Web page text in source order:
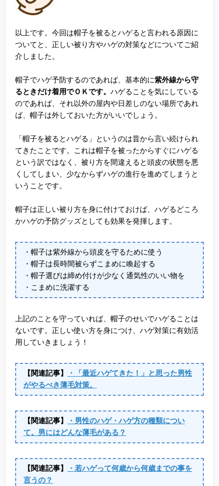
以上です。今回は帽子を被るとハゲると言われる原因に
ついてと、正しい被り方やハゲの対策などについてご紹
介しました。
帽子でハゲ予防するのであれば、基本的に紫外線から守
るときだけ着用でＯＫです。 ハゲることを気にしている
のであれば、それ以外の屋内や日差しのない場所であれ
ば、帽子は外しておいた方がいいでしょう。
「帽子を被るとハゲる」というのは昔から言い続けられ
てきたことです。これは帽子を被ったからすぐにハゲる
という訳ではなく、被り方を間違えると頭皮の状態を悪
くしてしまい、少なからずハゲの進行を進めてしまうと
いうことです。
帽子は正しい被り方を身に付けておけば、ハゲるどころ
かハゲの予防グッズとしても効果を発揮します。
・帽子は紫外線から頭皮を守るために使う
・帽子は長時間被らずこまめに喚起する
・帽子選びは締め付けが少なく通気性のいい物を
・こまめに洗濯する
上記のことを守っていれば、帽子のせいでハゲることは
ないです。正しい使い方を身につけ、ハゲ対策に有効活
用していきましょう！
【関連記事】
・「最近ハゲてきた！」と思った男性
がやるべき薄毛対策。
【関連記事】
・男性のハゲ・ハゲ方の種類につい
て。男にはどんな薄毛がある？
【関連記事】
・若ハゲって何歳から何歳までの事を
言うの？